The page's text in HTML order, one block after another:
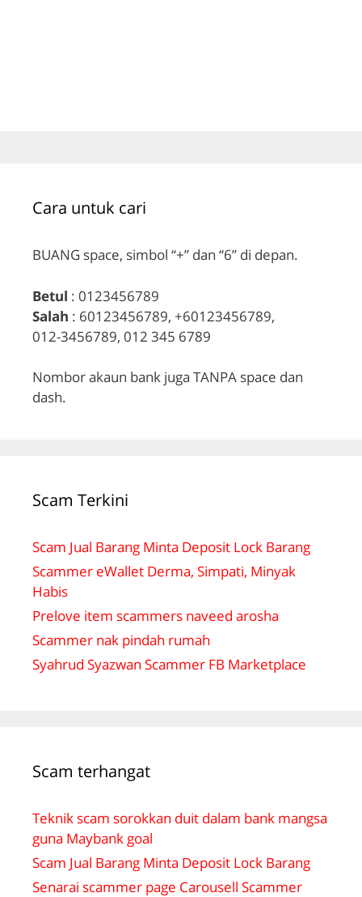
Cara untuk cari
BUANG space, simbol “+” dan “6” di depan.
Betul : 0123456789
Salah : 60123456789, +60123456789,
012-3456789, 012 345 6789
Nombor akaun bank juga TANPA space dan
dash.
Scam Terkini
Scam Jual Barang Minta Deposit Lock Barang
Scammer eWallet Derma, Simpati, Minyak
Habis
Prelove item scammers naveed arosha
Scammer nak pindah rumah
Syahrud Syazwan Scammer FB Marketplace
Scam terhangat
Teknik scam sorokkan duit dalam bank mangsa
guna Maybank goal
Scam Jual Barang Minta Deposit Lock Barang
Senarai scammer page Carousell Scammer